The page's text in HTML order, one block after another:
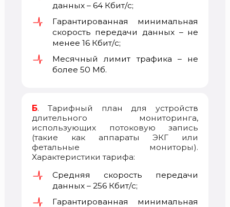
данных – 64 Кбит/с;
Гарантированная минимальная
скорость передачи данных – не
менее 16 Кбит/с;
Месячный лимит трафика – не
более 50 Мб.
Б. Тарифный план для устройств
длительного мониторинга,
использующих потоковую запись
(такие как аппараты ЭКГ или
фетальные мониторы).
Характеристики тарифа:
Средняя скорость передачи
данных – 256 Кбит/с;
Гарантированная минимальная